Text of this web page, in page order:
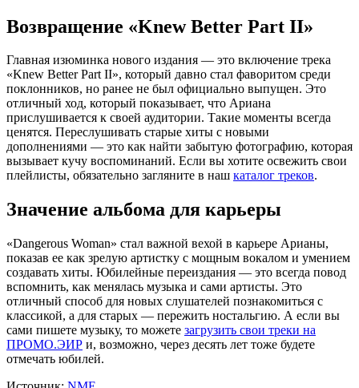
Возвращение «Knew Better Part II»
Главная изюминка нового издания — это включение трека
«Knew Better Part II», который давно стал фаворитом среди
поклонников, но ранее не был официально выпущен. Это
отличный ход, который показывает, что Ариана
прислушивается к своей аудитории. Такие моменты всегда
ценятся. Переслушивать старые хиты с новыми
дополнениями — это как найти забытую фотографию, которая
вызывает кучу воспоминаний. Если вы хотите освежить свои
плейлисты, обязательно загляните в наш каталог треков.
Значение альбома для карьеры
«Dangerous Woman» стал важной вехой в карьере Арианы,
показав ее как зрелую артистку с мощным вокалом и умением
создавать хиты. Юбилейные переиздания — это всегда повод
вспомнить, как менялась музыка и сами артисты. Это
отличный способ для новых слушателей познакомиться с
классикой, а для старых — пережить ностальгию. А если вы
сами пишете музыку, то можете загрузить свои треки на
ПРОМО.ЭИР и, возможно, через десять лет тоже будете
отмечать юбилей.